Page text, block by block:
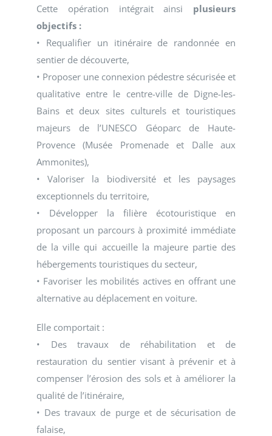
Cette opération intégrait ainsi plusieurs
objectifs :
• Requalifier un itinéraire de randonnée en
sentier de découverte,
• Proposer une connexion pédestre sécurisée et
qualitative entre le centre-ville de Digne-les-
Bains et deux sites culturels et touristiques
majeurs de l’UNESCO Géoparc de Haute-
Provence (Musée Promenade et Dalle aux
Ammonites),
• Valoriser la biodiversité et les paysages
exceptionnels du territoire,
• Développer la filière écotouristique en
proposant un parcours à proximité immédiate
de la ville qui accueille la majeure partie des
hébergements touristiques du secteur,
• Favoriser les mobilités actives en offrant une
alternative au déplacement en voiture.
Elle comportait :
• Des travaux de réhabilitation et de
restauration du sentier visant à prévenir et à
compenser l’érosion des sols et à améliorer la
qualité de l’itinéraire,
• Des travaux de purge et de sécurisation de
falaise,